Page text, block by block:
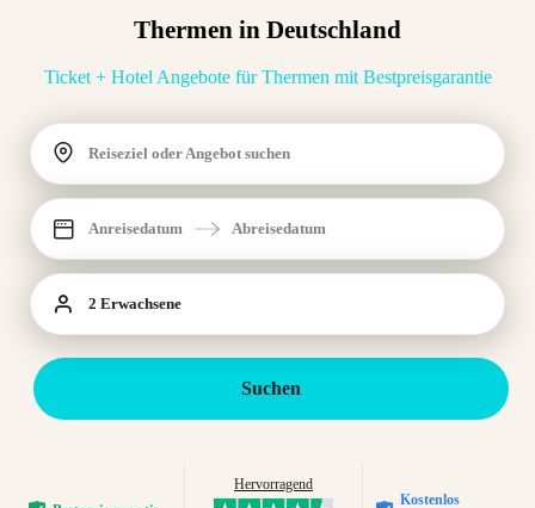
Thermen in Deutschland
Ticket + Hotel Angebote für Thermen mit Bestpreisgarantie
Reiseziel oder Angebot suchen
Anreisedatum Abreisedatum
2 Erwachsene
Suchen
Hervorragend
Kostenlos